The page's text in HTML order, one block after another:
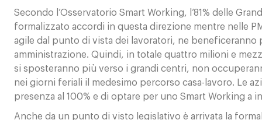
Secondo l’Osservatorio Smart Working, l’81% delle
formalizzato accordi in questa direzione mentre nelle
agile dal punto di vista dei lavoratori, ne
amministrazione. Quindi, in totale quattro milioni e
si sposteranno più verso i grandi centri, non
nei giorni feriali il medesimo percorso casa-lavoro. Le
presenza al 100% e di optare per uno Smart Working
Anche da un punto di visto legislativo è arrivata la